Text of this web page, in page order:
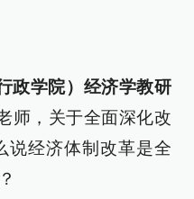
政学院）经济学教研
师，关于全面深化改
说经济体制改革是全